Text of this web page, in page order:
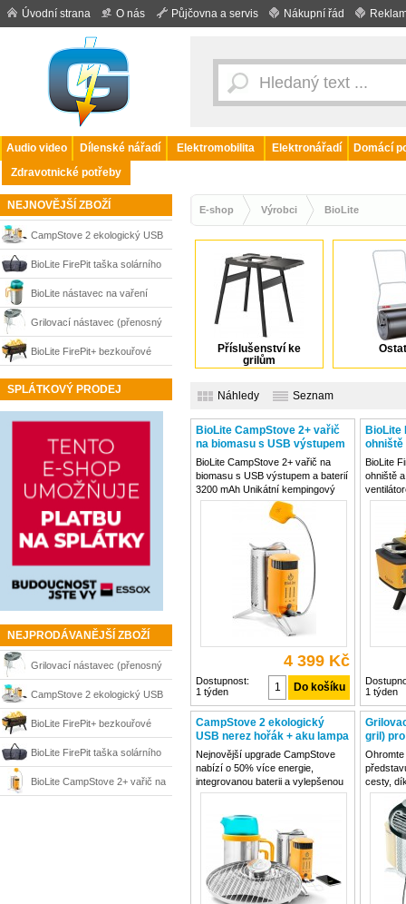
Úvodní strana O nás Půjčovna a servis Nákupní řád
Audio video Dílenské nářadí Elektromobilita Elektronářadí
Domácí
Zdravotnické potřeby
NEJNOVĚJŠÍ ZBOŽÍ
CampStove 2 ekologický USB
nerez hořák + aku lampa + rošt
+ konvice BioLite
BioLite FirePit taška solárního
nabíjení
BioLite nástavec na vaření
(konvice) pro CampStove
Grilovací nástavec (přenosný
gril) pro CampStove BioLite
BioLite FirePit+ bezkouřové
ohniště a přenosný gril s
SPLÁTKOVÝ PRODEJ
NEJPRODÁVANĚJŠÍ ZBOŽÍ
Grilovací nástavec (přenosný
gril) pro CampStove BioLite
CampStove 2 ekologický USB
nerez hořák + aku lampa + rošt
+ konvice BioLite
BioLite FirePit+ bezkouřové
ohniště a přenosný gril s
ventilátorem a Bluetooth
BioLite FirePit taška solárního
nabíjení
BioLite CampStove 2+ vařič na
E-shop Výrobci BioLite
Příslušenství ke
grilům
Náhledy Seznam
BioLite CampStove 2+ vařič
na biomasu s USB výstupem
a baterií 3200 mAh
BioLite CampStove 2+ vařič na
biomasu s USB výstupem a baterií
3200 mAh Unikátní kempingový
vařič BioLite CampStove 2+ přináší
nejen efektivní spalování biomasy,
ale také možnost výroby elektrické
energie pro nabíjení elektroniky v
4 399 Kč
Dostupnost:
1 týden
BioLite
ohniště
BioLite
ohniště
verze
vzduchu,
1 týden
CampStove 2 ekologický
USB nerez hořák + aku lampa
+ rošt + konvice BioLite
Nejnovější upgrade CampStove
nabízí o 50% více energie,
integrovanou baterii a vylepšenou
LED-Dashboard, který vám
ventilátoru a získat zpětnou vazbu
o intenzitě hoření a úrovni baterie v
reálném čase Použijte
gril)
Ohromte
cesty,
ohni
zábava!